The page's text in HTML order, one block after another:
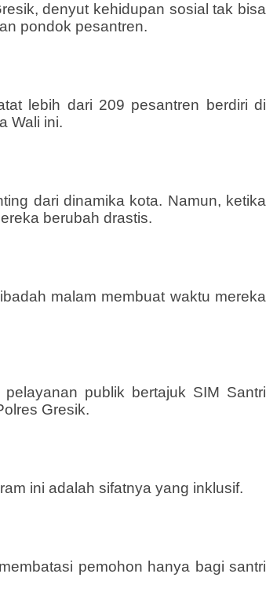
denyut kehidupan sosial tak bisa
pondok pesantren.
lebih dari 209 pesantren berdiri di
Wali ini.
dari dinamika kota. Namun, ketika
berubah drastis.
malam membuat waktu mereka
publik bertajuk SIM Santri
Gresik.
ini adalah sifatnya yang inklusif.
pemohon hanya bagi santri